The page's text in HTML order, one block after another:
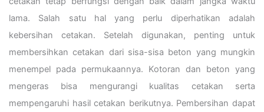
lama. Salah satu hal yang perlu diperhatikan adalah
kebersihan cetakan. Setelah digunakan, penting untuk
membersihkan cetakan dari sisa-sisa beton yang mungkin
menempel pada permukaannya. Kotoran dan beton yang
mengeras bisa mengurangi kualitas cetakan serta
mempengaruhi hasil cetakan berikutnya. Pembersihan dapat